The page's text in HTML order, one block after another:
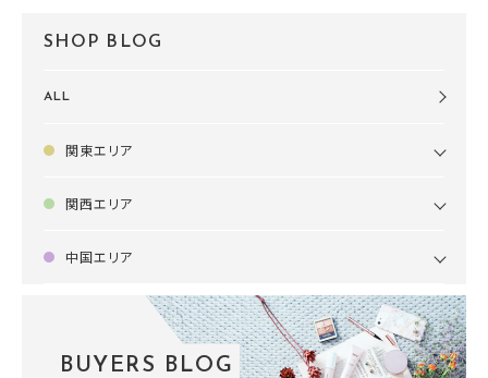
SHOP BLOG
ALL
関東エリア
関西エリア
中国エリア
BUYERS BLOG